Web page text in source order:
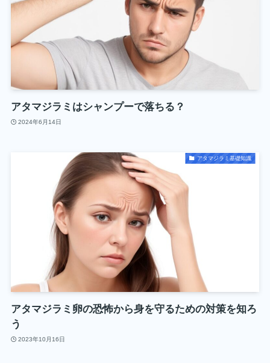
アタマジラミはシャンプーで落ちる？
2024年6月14日
アタマジラミ基礎知識
アタマジラミ卵の恐怖から身を守るための対策を知ろ
う
2023年10月16日